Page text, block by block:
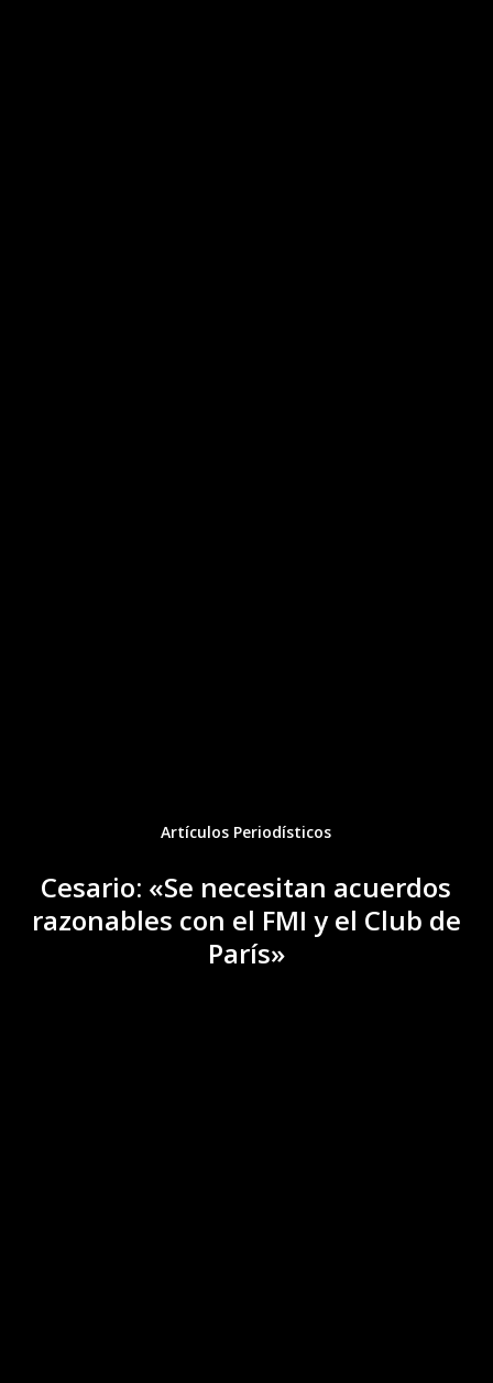
Artículos Periodísticos
Cesario: «Se necesitan acuerdos
razonables con el FMI y el Club de
París»